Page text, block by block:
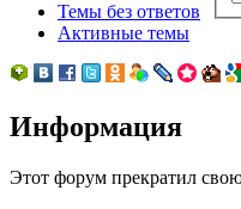
Темы без ответов
Активные темы
Информация
Этот форум прекратил